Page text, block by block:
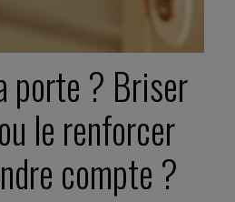
porte ? Briser
le renforcer
compte ?